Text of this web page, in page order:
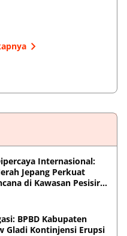
Internasional:
Jepang Perkuat
di Kawasan Pesisir
BPBD Kabupaten
Gladi Kontinjensi Erupsi